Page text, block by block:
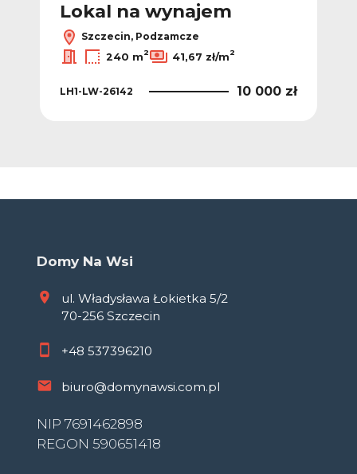
Lokal na wynajem
Szczecin, Podzamcze
240 m2 41,67 zł/m2
LH1-LW-26142 10 000 zł
Domy Na Wsi
ul. Władysława Łokietka 5/2
70-256 Szczecin
+48 537396210
biuro@domynawsi.com.pl
NIP 7691462898
REGON 590651418